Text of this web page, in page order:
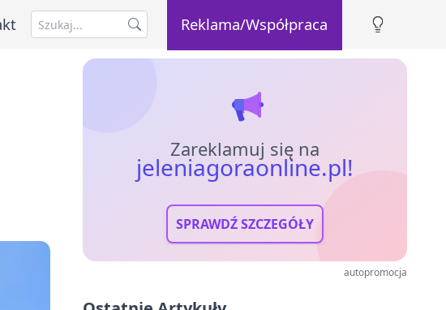
Reklama/Współpraca
Zareklamuj się na
jeleniagoraonline.pl!
SPRAWDŹ SZCZEGÓŁY
autopromocja